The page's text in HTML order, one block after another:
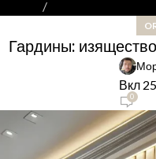
Гардины:
Вкл
0